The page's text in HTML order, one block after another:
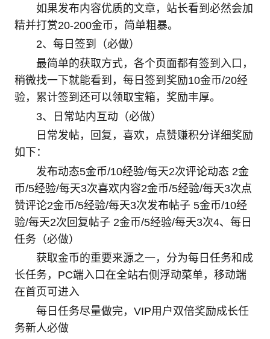
如果发布内容优质的文章，站长看到必然会加
精并打赏20-200金币，简单粗暴。
2、每日签到（必做）
最简单的获取方式，各个页面都有签到入口，
稍微找一下就能看到，每日签到奖励10金币/20经
验，累计签到还可以领取宝箱，奖励丰厚。
3、日常站内互动（必做）
日常发帖，回复，喜欢，点赞赚积分详细奖励
如下：
发布动态5金币/10经验/每天2次评论动态 2金
币/5经验/每天3次喜欢内容2金币/5经验/每天3次点
赞评论2金币/5经验/每天3次发布帖子 5金币/10经
验/每天2次回复帖子 2金币/5经验/每天3次4、每日
任务（必做）
获取金币的重要来源之一，分为每日任务和成
长任务，PC端入口在全站右侧浮动菜单，移动端
在首页可进入
每日任务尽量做完，VIP用户双倍奖励成长任
务新人必做